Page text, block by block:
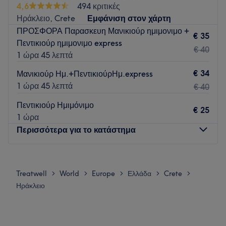
4,6
494 κριτικές
Ηράκλειο, Crete
Εμφάνιση στον χάρτη
ΠΡΟΣΦΟΡΑ Παρασκευη Μανικιούρ ημιμονιμο +
Πεντικιούρ ημιμονιμο express
1 ώρα 45 λεπτά
€ 35
€ 40
Μανικιούρ Ημ.+ΠεντικιούρΗμ.express
1 ώρα 45 λεπτά
€ 34
€ 40
Πεντικιούρ Ημιμόνιμο
1 ώρα
€ 25
Περισσότερα για το κατάστημα
Τρίτη
09:30 –21:00
Τετάρτη
Treatwell > World > Europe > Ελλάδα > Crete >
Ηράκλειο